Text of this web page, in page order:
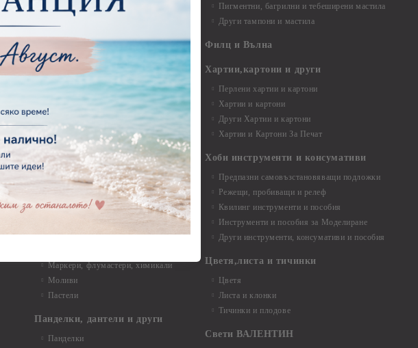
Макраме Основи - до 6,00 см
Макраме Основи - 7,00 - 15,00 см
Макраме Основи - над 15,00 см
Макраме - Други материали
Опаковки
Мебелен обков и аксесоари
Дръжки
Закачалки
Крака за мебели
Други аксесоари, материали и
Моливи, маркери, химикали,
Маркери, флумастери, химикали
Моливи
Пастели
Панделки, дантели и други
Панделки
Пигментни, багрилни и тебеширени мастила
Други тампони и мастила
Филц и Вълна
Хартии,картони и други
Перлени хартии и картони
Хартии и картони
Други Хартии и картони
Хартии и Картони За Печат
Хоби инструменти и консумативи
Предпазни самовъзстановяващи подложки
Режещи, пробиващи и релеф
Квилинг инструменти и пособия
Инструменти и пособия за Моделиране
Други инструменти, консумативи и пособия
Цветя,листа и тичинки
Цветя
Листа и клонки
Тичинки и плодове
Свети ВАЛЕНТИН